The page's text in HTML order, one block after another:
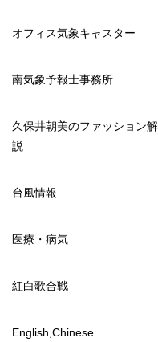
オフィス気象キャスター
南気象予報士事務所
久保井朝美のファッション解
説
台風情報
医療・病気
紅白歌合戦
English,Chinese